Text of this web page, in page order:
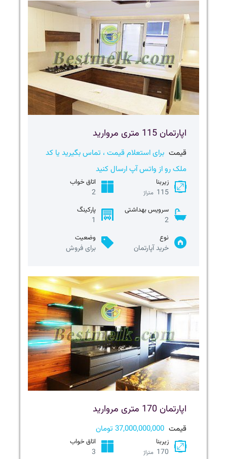
اپارتمان 115 متری مروارید
قیمت برای استعلام قیمت ، تماس بگیرید یا کد
ملک رو از واتس آپ ارسال کنید
زیربنا
115 متراژ
اتاق خواب
2
سرویس بهداشتی
2
پارکینگ
1
نوع
خرید آپارتمان
وضعیت
برای فروش
اپارتمان 170 متری مروارید
قیمت 37,000,000,000 تومان
زیربنا
170 متراژ
اتاق خواب
3